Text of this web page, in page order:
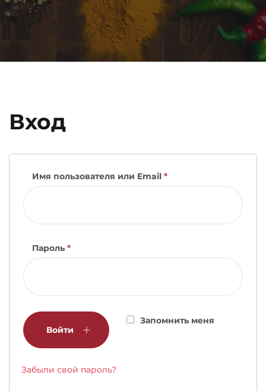
Вход
Имя пользователя или Email *
Пароль *
Запомнить меня
Войти
Забыли свой пароль?